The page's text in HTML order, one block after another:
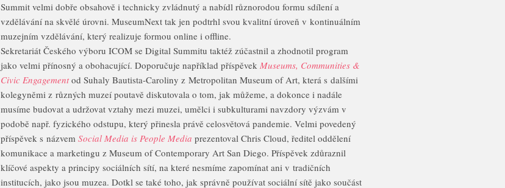
Summit velmi dobře obsahově i technicky zvládnutý a nabídl různorodou formu sdílení a
vzdělávání na skvělé úrovni. MuseumNext tak jen podtrhl svou kvalitní úroveň v kontinuálním
muzejním vzdělávání, který realizuje formou online i offline.
Sekretariát Českého výboru ICOM se Digital Summitu taktéž zúčastnil a zhodnotil program
jako velmi přínosný a obohacující. Doporučuje například příspěvek Museums, Communities &
Civic Engagementod Suhaly Bautista-Caroliny z Metropolitan Museum of Art, která s dalšími
kolegyněmi z různých muzeí poutavě diskutovala o tom, jak můžeme, a dokonce i nadále
musíme budovat a udržovat vztahy mezi muzei, umělci i subkulturami navzdory výzvám v
podobě např. fyzického odstupu, který přinesla právě celosvětová pandemie. Velmi povedený
příspěvek s názvem Social Media is People Media prezentoval Chris Cloud, ředitel oddělení
komunikace a marketingu z Museum of Contemporary Art San Diego. Příspěvek zdůraznil
klíčové aspekty a principy sociálních sítí, na které nesmíme zapomínat ani v tradičních
institucích, jako jsou muzea. Dotkl se také toho, jak správně používat sociální sítě jako součást